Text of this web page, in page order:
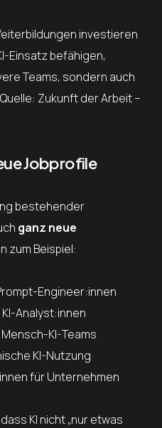
investieren
Einsatz befähigen,
Teams, sondern auch
Zukunft der Arbeit –
Jobprofile
bestehender
ganz neue
zum Beispiel:
Engineer:innen
KI-Analyst:innen
KI-Teams
KI-Nutzung
für Unternehmen
KI nicht „nur etwas